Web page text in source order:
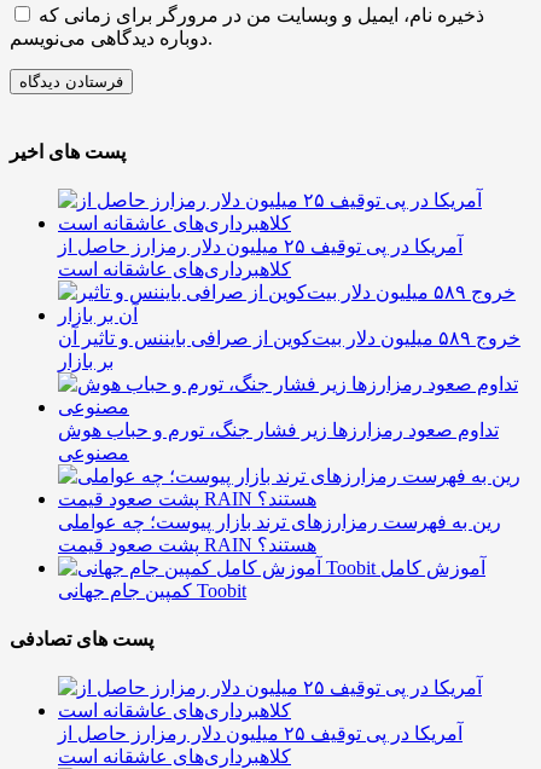
ذخیره نام، ایمیل و وبسایت من در مرورگر برای زمانی که
دوباره دیدگاهی می‌نویسم.
پست های اخیر
آمریکا در پی توقیف ۲۵ میلیون دلار رمزارز حاصل از
کلاهبرداری‌های عاشقانه است
خروج ۵۸۹ میلیون دلار بیت‌کوین از صرافی بایننس و تاثیر آن
بر بازار
تداوم صعود رمزارزها زیر فشار جنگ، تورم و حباب هوش
مصنوعی
رین به فهرست رمزارزهای ترند بازار پیوست؛ چه عواملی
پشت صعود قیمت RAIN هستند؟
آموزش کامل
کمپین جام جهانی Toobit
پست های تصادفی
آمریکا در پی توقیف ۲۵ میلیون دلار رمزارز حاصل از
کلاهبرداری‌های عاشقانه است